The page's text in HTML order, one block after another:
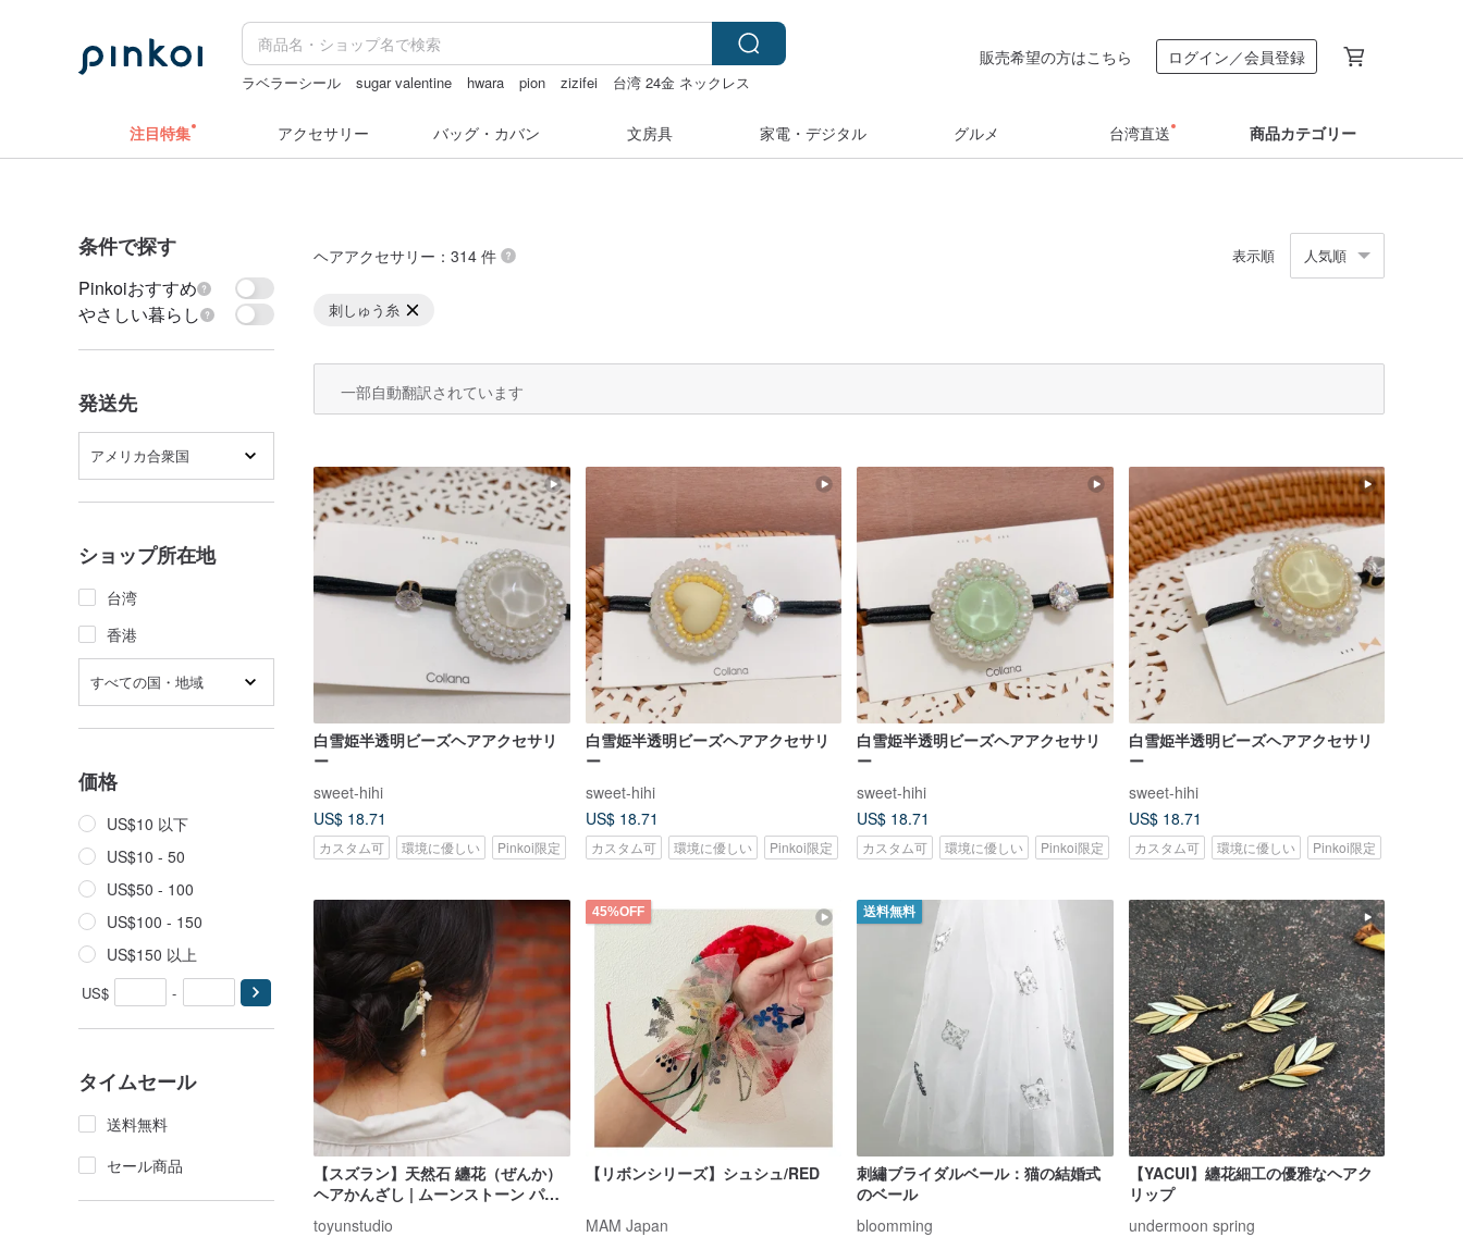
ラベラーシール sugar valentine hwara pion zizifei
台湾 24金 ネックレス
販売希望の方はこちら ログイン／会員登録
注目特集 アクセサリー バッグ・カバン 文房具 家電・デジタル グルメ 台湾直送 商品カテゴリー
条件で探す
Pinkoiおすすめ
やさしい暮らし
発送先
アメリカ合衆国
ショップ所在地
台湾
香港
すべての国・地域
価格
US$10 以下
US$10 - 50
US$50 - 100
US$100 - 150
US$150 以上
US$ -
タイムセール
送料無料
セール商品
ヘアアクセサリー ：314 件 表示順 人気順
刺しゅう糸
一部自動翻訳されています
白雪姫半透明ビーズヘアアクセサリ
ー
sweet-hihi
US$ 18.71
カスタム可 環境に優しい Pinkoi限定
白雪姫半透明ビーズヘアアクセサリ
ー
sweet-hihi
US$ 18.71
カスタム可 環境に優しい Pinkoi限定
白雪姫半透明ビーズヘアアクセサリ
ー
sweet-hihi
US$ 18.71
カスタム可 環境に優しい Pinkoi限定
白雪姫半透明ビーズヘアアクセサリ
ー
sweet-hihi
US$ 18.71
カスタム可 環境に優しい Pinkoi限定
【スズラン】天然石 纏花（ぜんか）
ヘアかんざし | ムーンストーン パー
toyunstudio
45%OFF
【リボンシリーズ】シュシュ/RED
MAM Japan
送料無料
刺繡ブライダルベール：猫の結婚式
のベール
bloomming
【YACUI】纏花細工の優雅なヘアク
リップ
undermoon spring